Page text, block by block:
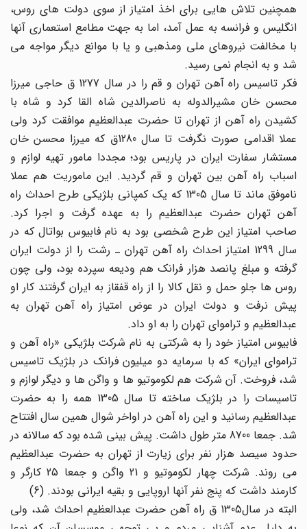
همچنین تلاش هایی برای اخذ امتیاز از سوی دولت های روس،
انگلیس و فرانسه به عمل آمد، اما به جهت مطامع استعماری آنها
با مخالفت نیروهای ملی ومذهبی و یا با موانع دیگر مواجه می
شد و به انجام نمی رسید.
فکر تاسیس راه آهن تهران و قم را در سال 1277 ق حاجی میرزا
محسن خان مشیرالدوله به ناصرالدین شاه القا کرد و شاه با
کشیدن راه آهن از تهران تا حضرت عبدالعظیم موافقت کرد ولی
عملا اقدامی صورت نگرفت تا سال 1280ق که میرزا محسن خان
مستشار سفارت ایران در پاریس بود؛ مجددا مامور تهیه لوازم و
اسباب راه آهن بین تهران و قم گردید. این ماموریت هم عملا
ناموفق ماند تا سال 1305 که یک کمپانی بلژیکی طرح احداث راه
آهن تهران حضرت عبدالعظیم را به عهده گرفت و اجرا کرد.
صاحب امتیاز این طرح شخصی بود به نام فابیوس بواتال که در
سال 1299 امتیاز احداث راه آهن تهران ـ رشت را از دولت ایران
گرفته و مبلغ پانصد هزار فرانک هم ودیعه سپرده بود، ولی چون
روس ها جلو حمل و نقل کالا را از راه قفقاز به ایران گرفتند کار او
پیش نرفت و دولت ایران در عوض امتیاز راه آهن تهران به
عبدالعظیم و تراموای تهران را به او داد.
فابیوس امتیاز خود را به شرکتی به نام شرکت بلژیکی «راه آهن و
تراموای ایران» که با سرمایه دو میلیون فرانک در بلژیک تاسیس
شد، فروخت. آن شرکت هم لکوموتیو ها و واگن ها و دیگر لوازم و
تاسیسات را در بلژیک ساخته تا سال 1305 همه را به حضرت
عبدالعظیم رسانید و این راه آهن در اواخر شوال همین سال افتتاح
شد. جمعا 8700 متر طول داشت. پیش بینی شده بود که سالانه در
حدود سیصد هزار نفر برای زیارت از تهران به حضرت عبدالعظیم
می روند. شرکت چهار لکوموتیو و 21 واگن و جمعا 25 کارگر و
کارمند داشت که پنج نفر آنها اروپایی و بقیه ایرانی بودند. (6)
البته در سال1305 ق راه آهن حضرت عبدالعظیم احداث شد، ولی